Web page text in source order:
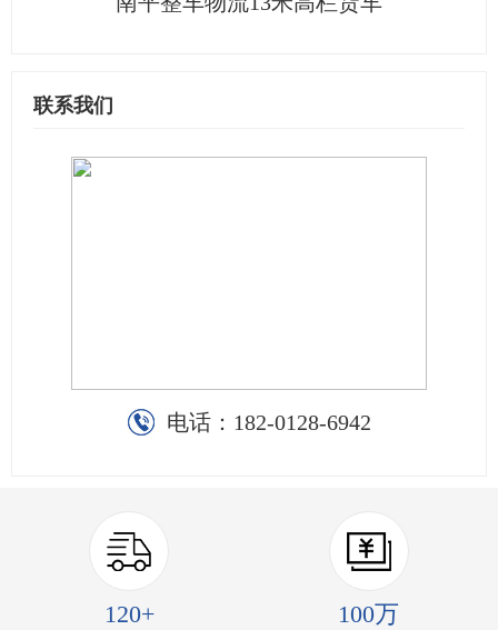
联系我们
电话： 182-0128-6942
120+ 100万